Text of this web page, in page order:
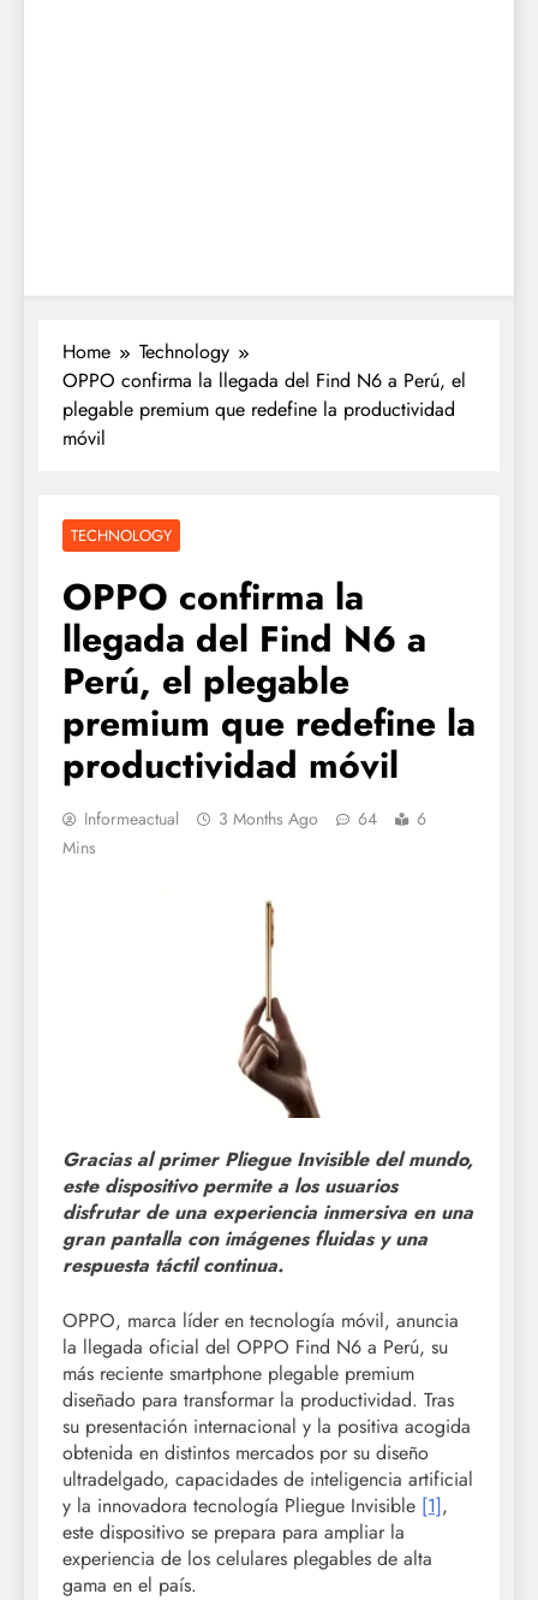
Home
Technology
OPPO confirma la llegada del Find N6 a Perú, el
plegable premium que redefine la productividad
móvil
TECHNOLOGY
OPPO confirma la
llegada del Find N6 a
Perú, el plegable
premium que redefine la
productividad móvil
Informeactual 3 Months Ago 64
6
Mins
Gracias al primer Pliegue Invisible del mundo,
este dispositivo permite a los usuarios
disfrutar de una experiencia inmersiva en una
gran pantalla con imágenes fluidas y una
respuesta táctil continua.
OPPO, marca líder en tecnología móvil, anuncia
la llegada oficial del OPPO Find N6 a Perú, su
más reciente smartphone plegable premium
diseñado para transformar la productividad. Tras
su presentación internacional y la positiva acogida
obtenida en distintos mercados por su diseño
ultradelgado, capacidades de inteligencia artificial
y la innovadora tecnología Pliegue Invisible [1],
este dispositivo se prepara para ampliar la
experiencia de los celulares plegables de alta
gama en el país.